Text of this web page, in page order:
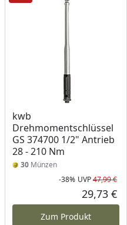
kwb
Drehmomentschlüssel
GS 374700 1/2" Antrieb
28 - 210 Nm
30 Münzen
-38% UVP47,99 €
29,73 €
Zum Produkt